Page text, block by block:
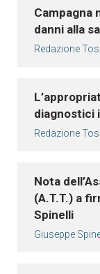
Campagna
danni alla
Redazione
diagnostici
Redazione
Nota
(A.T.T.) a
Spinelli
Giuseppe